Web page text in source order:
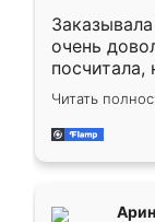
очень
посчитала,
Замерщик
делу со
за день,
Читать